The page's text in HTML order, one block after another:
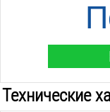
Технические